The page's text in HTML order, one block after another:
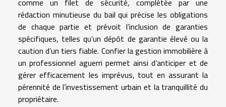
comme un filet de sécurité, complétée par une
rédaction minutieuse du bail qui précise les obligations
de chaque partie et prévoit l’inclusion de garanties
spécifiques, telles qu’un dépôt de garantie élevé ou la
caution d’un tiers fiable. Confier la gestion immobilière à
un professionnel aguerri permet ainsi d’anticiper et de
gérer efficacement les imprévus, tout en assurant la
pérennité de l’investissement urbain et la tranquillité du
propriétaire.